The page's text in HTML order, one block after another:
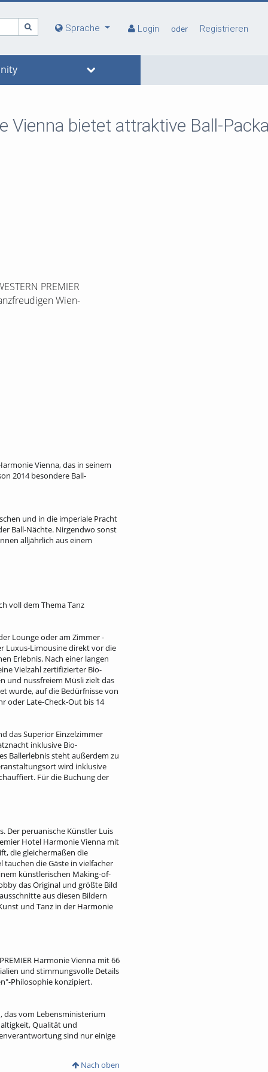
Sprache Login oder Registrieren
Vienna bietet attraktive Ball-
PREMIER
Wien-
Vienna, das in seinem
2014 besondere Ball-
und in die imperiale Pracht
Ball-Nächte. Nirgendwo sonst
alljährlich aus einem
voll dem Thema Tanz
Lounge oder am Zimmer -
Luxus-Limousine direkt vor die
Erlebnis. Nach einer langen
Vielzahl zertifizierter Bio-
und nussfreiem Müsli zielt das
wurde, auf die Bedürfnisse von
oder Late-Check-Out bis 14
das Superior Einzelzimmer
inklusive Bio-
Ballerlebnis steht außerdem zu
wird inklusive
Für die Buchung der
Der peruanische Künstler Luis
Hotel Harmonie Vienna mit
die gleichermaßen die
tauchen die Gäste in vielfacher
künstlerischen Making-of-
das Original und größte Bild
aus diesen Bildern
und Tanz in der Harmonie
Harmonie Vienna mit 66
und stimmungsvolle Details
Philosophie konzipiert.
das vom Lebensministerium
Qualität und
sind nur einige
Nach oben